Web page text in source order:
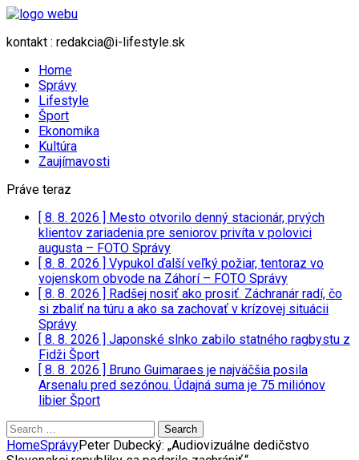
kontakt : redakcia@i-lifestyle.sk
Home
Správy
Lifestyle
Šport
Ekonomika
Kultúra
Zaujímavosti
Práve teraz
[ 8. 8. 2026 ] Mesto otvorilo denný stacionár, prvých
klientov zariadenia pre seniorov privíta v polovici
augusta – FOTO Správy
[ 8. 8. 2026 ] Vypukol ďalší veľký požiar, tentoraz vo
vojenskom obvode na Záhorí – FOTO Správy
[ 8. 8. 2026 ] Radšej nosiť ako prosiť. Záchranár radí, čo
si zbaliť na túru a ako sa zachovať v krízovej situácii
Správy
[ 8. 8. 2026 ] Japonské slnko zabilo statného ragbystu z
Fidži Šport
[ 8. 8. 2026 ] Bruno Guimaraes je najväčšia posila
Arsenalu pred sezónou. Údajná suma je 75 miliónov
libier Šport
Search
for:
HomeSprávyPeter Dubecký: „Audiovizuálne dedičstvo